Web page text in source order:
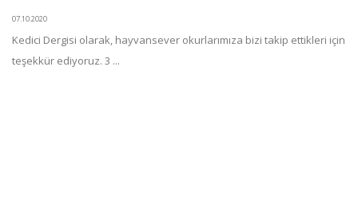
07.10.2020
Kedici Dergisi olarak, hayvansever okurlarımıza bizi takip ettikleri için
teşekkür ediyoruz. 3 ...